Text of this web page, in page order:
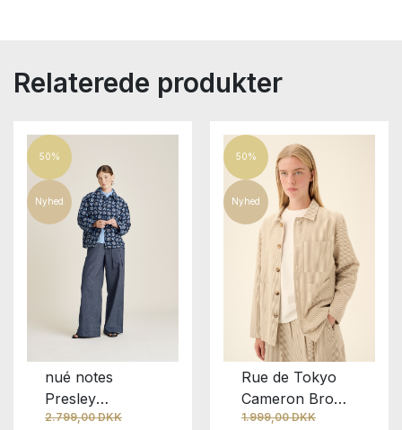
Relaterede produkter
50%
Nyhed
nué notes
Presley
Carthweel Blue
2.799,00 DKK
50%
Nyhed
Rue de Tokyo
Cameron Brown
Stripe
1.999,00 DKK